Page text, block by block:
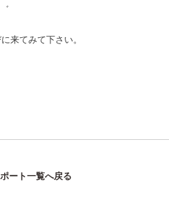
来てみて下さい。
ート一覧へ戻る